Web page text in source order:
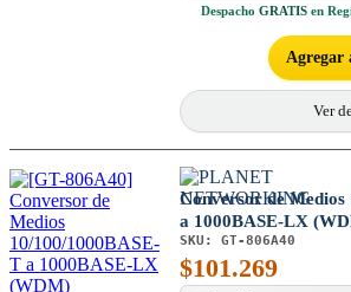
Despacho GRATIS en
Agregar
Ver
Conversor de
a 1000BASE-LX
SKU: GT-806A40
$101.269